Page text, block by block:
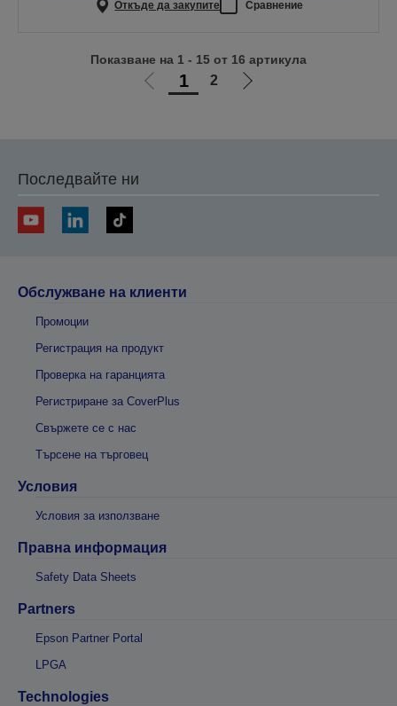
Откъде да закупите Сравнение
Отиди
1 2
Отиди
Показване на 1 - 15 от 16 артикула
Последвайте ни
Обслужване на клиенти
Промоции
Регистрация на продукт
Проверка на гаранцията
Регистриране за CoverPlus
Свържете се с нас
Търсене на търговец
Условия
Условия за използване
Правна информация
Safety Data Sheets
Partners
Epson Partner Portal
LPGA
Technologies